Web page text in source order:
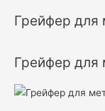
Грейфер для
Грейфер для